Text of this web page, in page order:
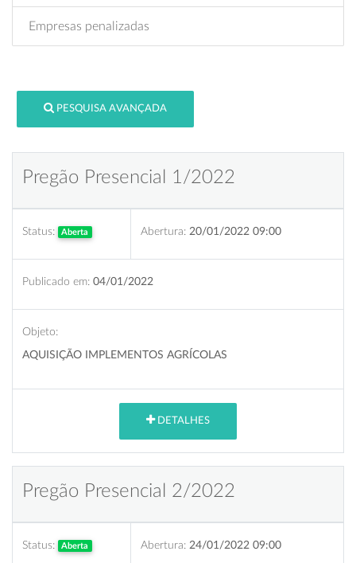
Empresas penalizadas
PESQUISA AVANÇADA
Pregão Presencial 1/2022
Status: Aberta Abertura: 20/01/2022 09:00
Publicado em: 04/01/2022
Objeto:
AQUISIÇÃO IMPLEMENTOS AGRÍCOLAS
DETALHES
Pregão Presencial 2/2022
Status: Aberta Abertura: 24/01/2022 09:00